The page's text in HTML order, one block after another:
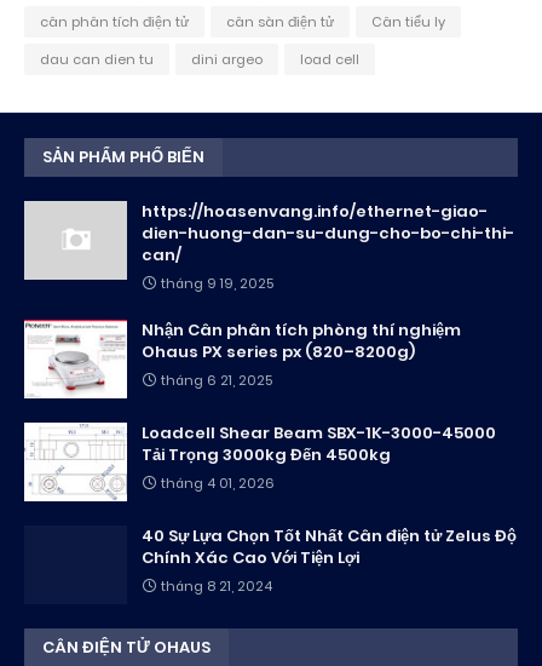
cân phân tích điện tử
cân sàn điện tử
Cân tiểu ly
dau can dien tu
dini argeo load cell
SẢN PHẨM PHỔ BIẾN
https://hoasenvang.info/ethernet-giao-
dien-huong-dan-su-dung-cho-bo-chi-thi-
can/
tháng 9 19, 2025
Nhận Cân phân tích phòng thí nghiệm
Ohaus PX series px (820–8200g)
tháng 6 21, 2025
Loadcell Shear Beam SBX-1K-3000-45000
Tải Trọng 3000kg Đến 4500kg
tháng 4 01, 2026
40 Sự Lựa Chọn Tốt Nhất Cân điện tử Zelus Độ
Chính Xác Cao Với Tiện Lợi
tháng 8 21, 2024
CÂN ĐIỆN TỬ OHAUS